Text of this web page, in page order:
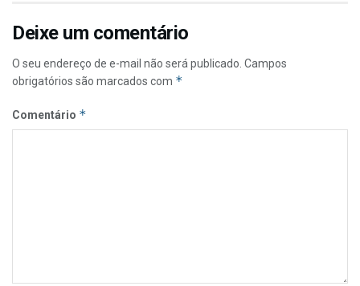
Deixe um comentário
O seu endereço de e-mail não será publicado. Campos
obrigatórios são marcados com *
Comentário *